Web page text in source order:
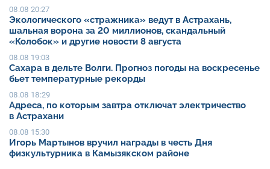
08.08 20:27
Экологического «стражника» ведут в Астрахань,
шальная ворона за 20 миллионов, скандальный
«Колобок» и другие новости 8 августа
08.08 19:03
Сахара в дельте Волги. Прогноз погоды на воскресенье
бьет температурные рекорды
08.08 18:29
Адреса, по которым завтра отключат электричество
в Астрахани
08.08 15:30
Игорь Мартынов вручил награды в честь Дня
физкультурника в Камызякском районе